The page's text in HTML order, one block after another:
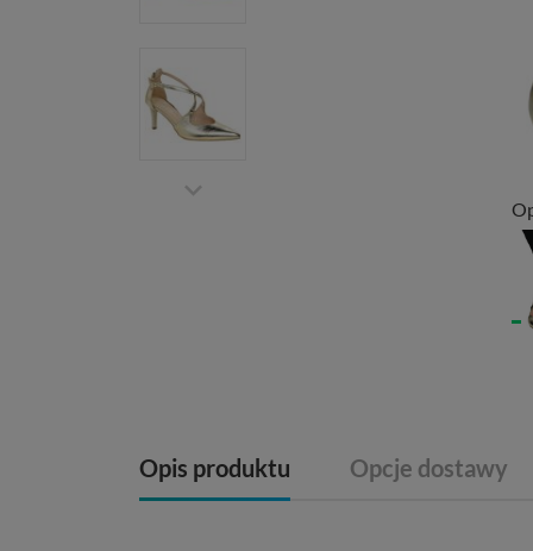
Opis produktu Opcje dostawy